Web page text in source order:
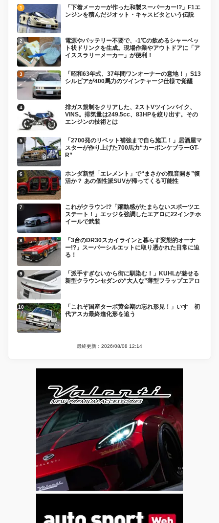
「下着メーカーが作った和製スーパーカー!?」F1エ
ンジンを積んだジオット・キャスピタという伝説
電源やバッテリー不要で、-1℃の飲めるシャーベッ
ト状ドリンクを生成。現場作業やアウトドアに「ア
イススラリーメーカー」が便利！
「昭和63年式、37年間ワンオーナーの意地！」S13
シルビアが400馬力のツインチャージ仕様で覚醒
排ガス規制をクリアした、2ストVツインバイク、
VINS。排気量は249.5cc、83HPを絞り出す。その
エンジンの技術とは
「2700発のリベット補強まで自ら施工！」居酒屋マ
スターが作り上げた700馬力“カーボンケブラーGT-
R”
ホンダ新型「エレメント」で“まさかの観音開き”復
活か？ あの個性派SUVが帰ってくる可能性
これがクラウン!?「躍動感がたまらないスポーツエ
ステート！」エッジを強調したエアロに22インチホ
イールで武装
「3台のDR30スカイラインと暮らす変態的オーナ
ー!?」スーパーシルエットに取り憑かれた日常に迫
る！
「派手すぎないから街に馴染む！」KUHLが魅せる
新型クラウンセダンの“大人な”薄型フラップエアロ
「これぞ国産ターボ黄金期の忘れ形見！」いすゞ初
代アスカ最終進化形を追う
最終更新：2026/08/08 12:14